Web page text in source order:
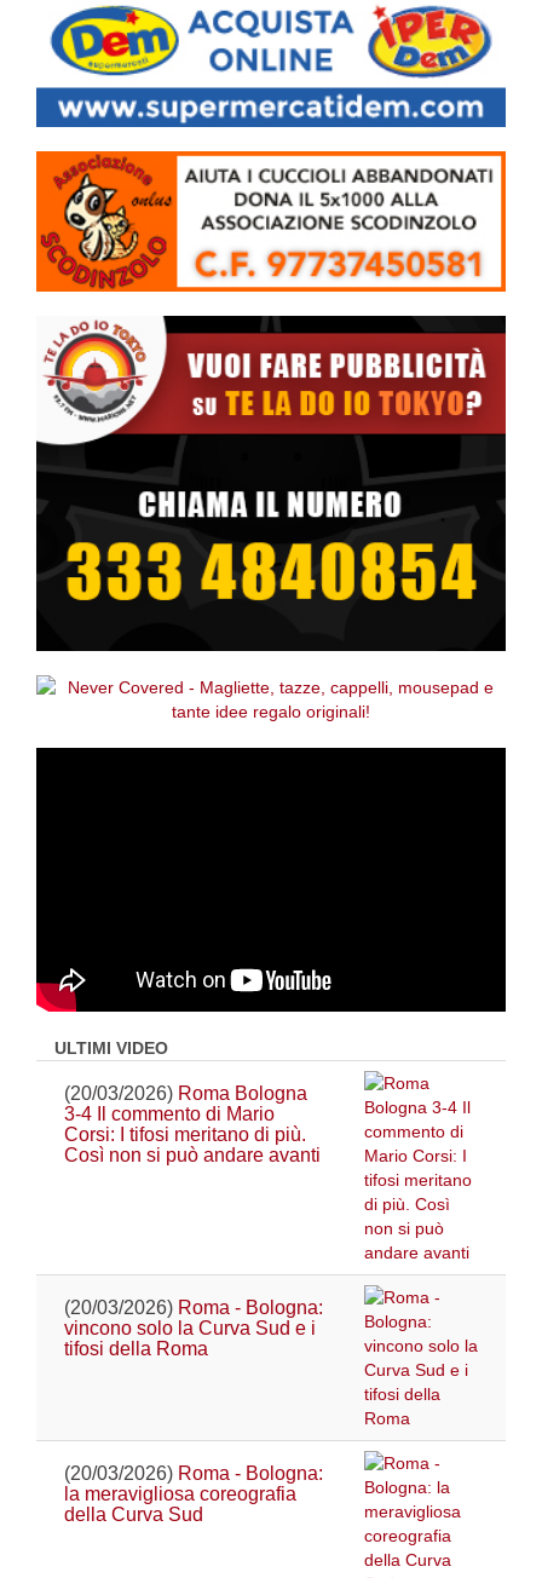
ULTIMI VIDEO
(20/03/2026) Roma Bologna
3-4 Il commento di Mario
Corsi: I tifosi meritano di più.
Così non si può andare avanti
(20/03/2026) Roma - Bologna:
vincono solo la Curva Sud e i
tifosi della Roma
(20/03/2026) Roma - Bologna:
la meravigliosa coreografia
della Curva Sud